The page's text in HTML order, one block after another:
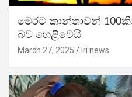
මෙරට කාන්තාවන්
බව හෙළිවෙයි
March 27, 2025 iri news